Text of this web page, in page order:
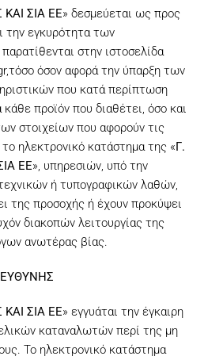
ΣΙΑ ΕΕ» δεσμεύεται ως προς
την εγκυρότητα των
στην ιστοσελίδα
,τόσο όσον αφορά την ύπαρξη των
που κατά περίπτωση
κάθε προϊόν που διαθέτει, όσο και
στοιχείων που αφορούν τις
ηλεκτρονικό κατάστημα της «Γ.
ΕΕ», υπηρεσιών, υπό την
ή τυπογραφικών λαθών,
της προσοχής ή έχουν προκύψει
διακοπών λειτουργίας της
ανωτέρας βίας.
ΣΙΑ ΕΕ» εγγυάται την έγκαιρη
καταναλωτών περί της μη
Το ηλεκτρονικό κατάστημα